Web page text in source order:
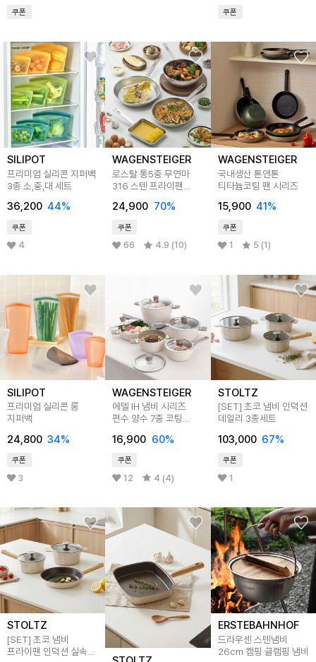
쿠폰 쿠폰
SILIPOT
프리미엄 실리콘 지퍼백
3종 소,중,대 세트
36,200 44%
쿠폰
4
WAGENSTEIGER
로스탈 통5중 무연마
316 스텐 프라이팬
24,900 70%
쿠폰
66 4.9 (10)
WAGENSTEIGER
국내생산 톤앤톤
티타늄코팅 팬 시리즈
15,900 41 %
쿠폰
1 5 (1)
SILIPOT
프리미엄 실리콘 롱
지퍼백
24,800 34%
쿠폰
3
WAGENSTEIGER
에델 IH 냄비 시리즈
편수 양수 7중 코팅
16,900 60%
쿠폰
12 4 (4)
STOLTZ
[SET] 초코 냄비 인덕션
데일리 3종세트
103,000 67%
쿠폰
1
STOLTZ
[SET] 초코 냄비
프라이팬 인덕션 실속
ERSTEBAHNHOF
드라우센 스텐냄비
26cm 캠핑 글램핑 냄비